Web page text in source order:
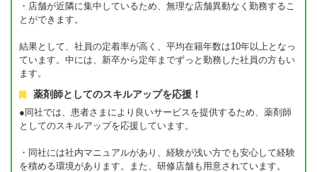
・店舗が近隣に集中しているため、無理な店舗異動なく勤務するこ
とができます。
結果として、社員の定着率が高く、平均在籍年数は10年以上となっ
ています。中には、新卒から定年までずっと勤務した社員の方もい
ます。
薬剤師としてのスキルアップを応援！
●同社では、患者さまにより良いサービスを提供するため、薬剤師
としてのスキルアップを応援しています。
・同社には社内マニュアルがあり、経験が浅い方でも安心して経験
を積める環境があります。また、研修店舗も用意されています。